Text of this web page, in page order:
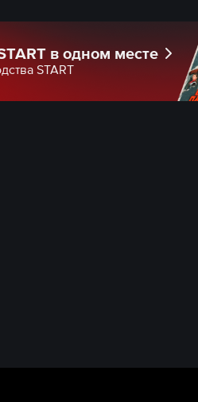
в одном месте
START